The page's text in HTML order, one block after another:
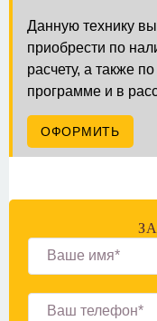
Данную технику
приобрести по
расчету, а также
программе и в
ОФОРМИТЬ